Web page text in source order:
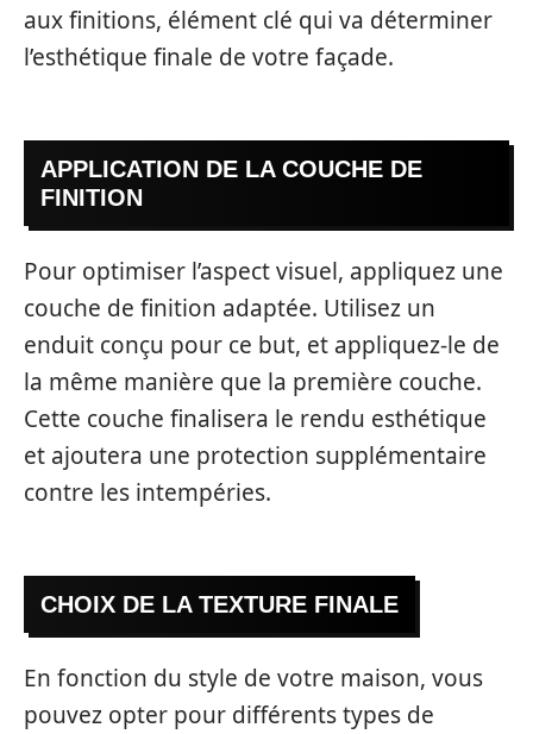
aux finitions, élément clé qui va déterminer
l’esthétique finale de votre façade.
APPLICATION DE LA COUCHE DE
FINITION
Pour optimiser l’aspect visuel, appliquez une
couche de finition adaptée. Utilisez un
enduit conçu pour ce but, et appliquez-le de
la même manière que la première couche.
Cette couche finalisera le rendu esthétique
et ajoutera une protection supplémentaire
contre les intempéries.
CHOIX DE LA TEXTURE FINALE
En fonction du style de votre maison, vous
pouvez opter pour différents types de